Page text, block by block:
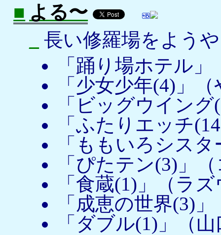
■ よる〜
長い修羅場をよう
「踊り場ホテル
「少女少年(4)」
「ビッグウイン
「ふたりエッチ
「ももいろシス
「ぴたテン(3)」
「食蔵(1)」（ラ
「成恵の世界(3)
「ダブル(1)」（